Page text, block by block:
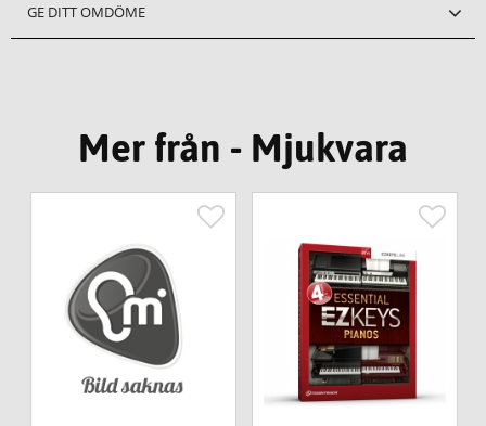
GE DITT OMDÖME
Mer från - Mjukvara